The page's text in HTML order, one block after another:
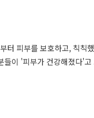
터 피부를 보호하고, 칙칙
이 '피부가 건강해졌다'